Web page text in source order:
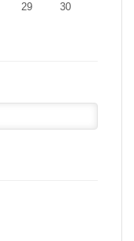
29
30